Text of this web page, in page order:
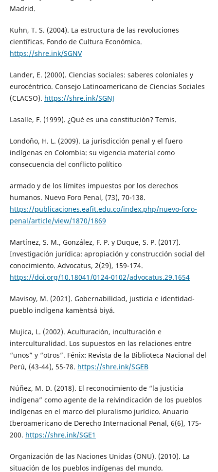
Madrid.
Kuhn, T. S. (2004). La estructura de las revoluciones
científicas. Fondo de Cultura Económica.
https://shre.ink/SGNV
Lander, E. (2000). Ciencias sociales: saberes coloniales y
eurocéntrico. Consejo Latinoamericano de Ciencias Sociales
(CLACSO). https://shre.ink/SGNJ
Lasalle, F. (1999). ¿Qué es una constitución? Temis.
Londoño, H. L. (2009). La jurisdicción penal y el fuero
indígenas en Colombia: su vigencia material como
consecuencia del conflicto político
armado y de los límites impuestos por los derechos
humanos. Nuevo Foro Penal, (73), 70-138.
https://publicaciones.eafit.edu.co/index.php/nuevo-foro-
penal/article/view/1870/1869
Martínez, S. M., González, F. P. y Duque, S. P. (2017).
Investigación jurídica: apropiación y construcción social del
conocimiento. Advocatus, 2(29), 159-174.
https://doi.org/10.18041/0124-0102/advocatus.29.1654
Mavisoy, M. (2021). Gobernabilidad, justicia e identidad-
pueblo indígena kamëntsá biyá.
Mujica, L. (2002). Aculturación, inculturación e
interculturalidad. Los supuestos en las relaciones entre
“unos” y “otros”. Fénix: Revista de la Biblioteca Nacional del
Perú, (43-44), 55-78. https://shre.ink/SGEB
Núñez, M. D. (2018). El reconocimiento de “la justicia
indígena” como agente de la reivindicación de los pueblos
indígenas en el marco del pluralismo jurídico. Anuario
Iberoamericano de Derecho Internacional Penal, 6(6), 175-
200. https://shre.ink/SGE1
Organización de las Naciones Unidas (ONU). (2010). La
situación de los pueblos indígenas del mundo.